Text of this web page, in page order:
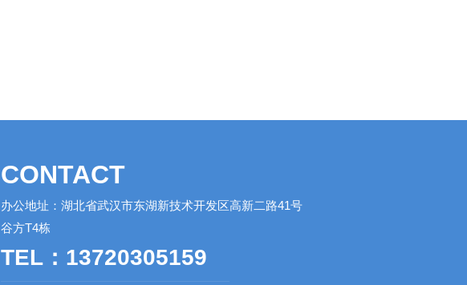
CONTACT
办公地址：湖北省武汉市东湖新技术开发区高新二路41号
谷方T4栋
TEL：13720305159